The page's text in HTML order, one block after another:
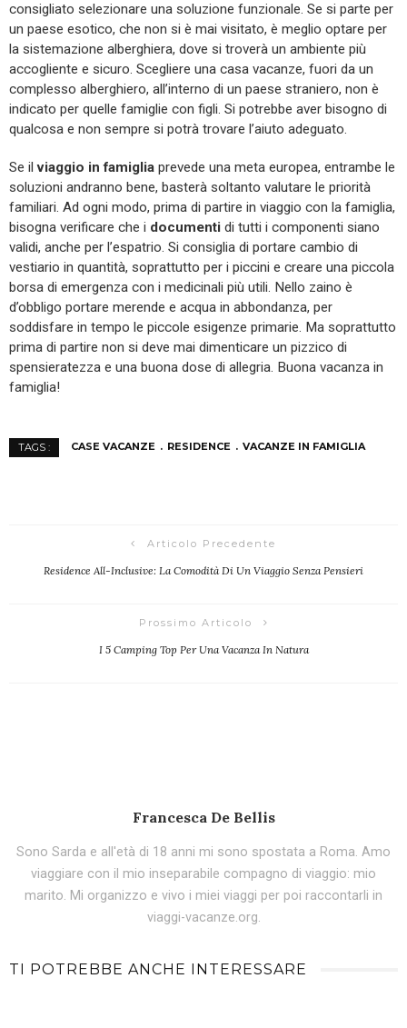
consigliato selezionare una soluzione funzionale. Se si parte per
un paese esotico, che non si è mai visitato, è meglio optare per
la sistemazione alberghiera, dove si troverà un ambiente più
accogliente e sicuro. Scegliere una casa vacanze, fuori da un
complesso alberghiero, all’interno di un paese straniero, non è
indicato per quelle famiglie con figli. Si potrebbe aver bisogno di
qualcosa e non sempre si potrà trovare l’aiuto adeguato.
Se ilviaggio in famiglia prevede una meta europea, entrambe le
soluzioni andranno bene, basterà soltanto valutare le priorità
familiari. Ad ogni modo, prima di partire in viaggio con la famiglia,
bisogna verificare che i documenti di tutti i componenti siano
validi, anche per l’espatrio. Si consiglia di portare cambio di
vestiario in quantità, soprattutto per i piccini e creare una piccola
borsa di emergenza con i medicinali più utili. Nello zaino è
d’obbligo portare merende e acqua in abbondanza, per
soddisfare in tempo le piccole esigenze primarie. Ma soprattutto
prima di partire non si deve mai dimenticare un pizzico di
spensieratezza e una buona dose di allegria. Buona vacanza in
famiglia!
TAGS : CASE VACANZE RESIDENCE VACANZE IN FAMIGLIA
Articolo Precedente
Residence All-Inclusive: La Comodità Di Un Viaggio Senza Pensieri
Prossimo Articolo
I 5 Camping Top Per Una Vacanza In Natura
Francesca De Bellis
Sono Sarda e all'età di 18 anni mi sono spostata a Roma. Amo
viaggiare con il mio inseparabile compagno di viaggio: mio
marito. Mi organizzo e vivo i miei viaggi per poi raccontarli in
viaggi-vacanze.org.
TI POTREBBE ANCHE INTERESSARE